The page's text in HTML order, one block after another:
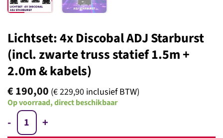
Lichtset: 4x Discobal ADJ Starburst
(incl. zwarte truss statief 1.5m +
2.0m & kabels)
€190,00 (€229,90 inclusief BTW)
Op voorraad, direct beschikbaar
Lichtset: 4x Discobal ADJ Starburst (incl. zwarte truss statief 1.5m